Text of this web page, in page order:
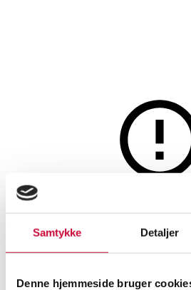
Samtykke Detaljer
Denne hjemmeside bruger
Parker Hale
rifle cal. 243 wins